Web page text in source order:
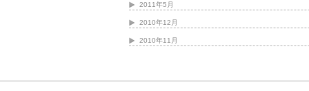
2011年5月
2010年12月
2010年11月